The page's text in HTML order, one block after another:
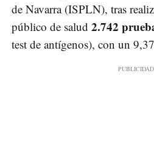
de Navarra (ISPLN), tras
público de salud 2.742
test de antígenos), con un